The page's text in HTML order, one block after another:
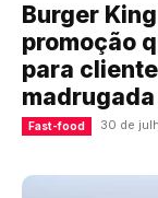
Burger
promoção
para
Fast-food 30 de